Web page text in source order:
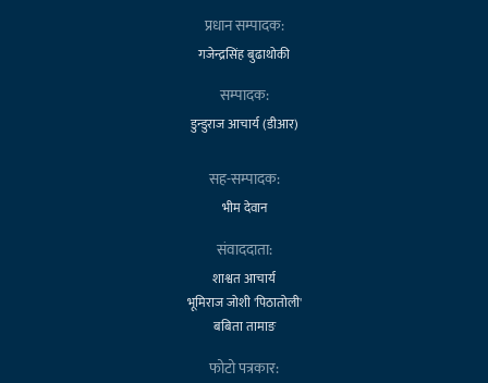
प्रधान सम्पादक:
गजेन्द्रसिंह बुढाथोकी
सम्पादक:
डुन्डुराज आचार्य (डीआर)
सह-सम्पादक:
भीम देवान
संवाददाता:
शाश्वत आचार्य
भूमिराज जोशी 'पिठातोली'
बबिता तामाङ
फोटो पत्रकार: